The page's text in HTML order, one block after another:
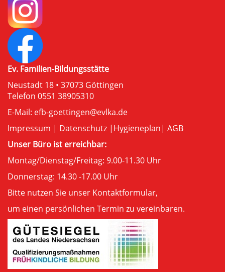
Ev. Familien-Bildungsstätte
Neustadt 18 • 37073 Göttingen
Telefon 0551 38905310
E-Mail: efb-goettingen@evlka.de
Impressum | Datenschutz | Hygieneplan| AGB
Unser Büro ist erreichbar:
Montag/Dienstag/Freitag: 9.00-11.30 Uhr
Donnerstag: 14.30 -17.00 Uhr
Bitte nutzen Sie unser Kontaktformular,
um einen persönlichen Termin zu vereinbaren.